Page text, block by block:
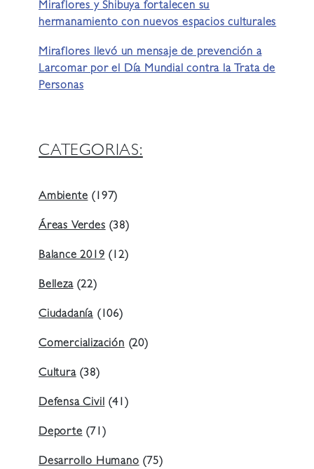
Miraflores y Shibuya fortalecen su
hermanamiento con nuevos espacios culturales
Miraflores llevó un mensaje de prevención a
Larcomar por el Día Mundial contra la Trata de
Personas
CATEGORIAS:
Ambiente(197)
Áreas Verdes(38)
Balance 2019(12)
Belleza(22)
Ciudadanía (106)
Comercialización(20)
Cultura(38)
Defensa Civil(41)
Deporte(71)
Desarrollo Humano(75)